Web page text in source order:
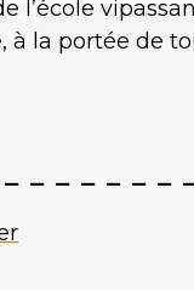
l’école
la portée de